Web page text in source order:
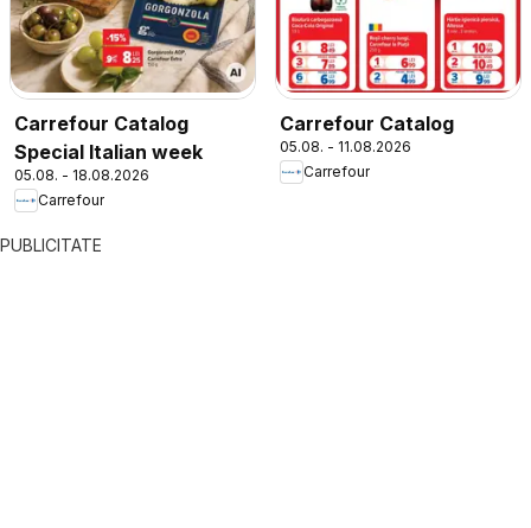
Carrefour Catalog
Special Italian week
05.08. - 18.08.2026
Carrefour
Carrefour Catalog
05.08. - 11.08.2026
Carrefour
PUBLICITATE